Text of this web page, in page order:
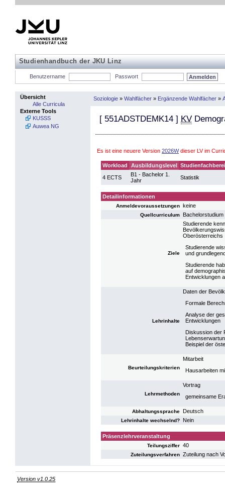
Studienhandbuch der JKU Linz
Benutzername Passwort
Übersicht
Alle Curricula
Externe Tools
KUSSS
Auwea NG
Soziologie » Wahlfächer » Ergänzende Wahlfächer »
[ 551ADSTDEMK14 ] KV
Es ist eine neuere Version 2026Wdieser LV im
Workload Ausbildungslevel
4 ECTS
B1 - Bachelor 1.
Jahr
Statistik
Detailinformationen
Anmeldevoraussetzungen keine
Quellcurriculum
Ziele
Studierende
Oberösterreichs
Studierende
und
Studierende
auf
Entwicklungen
Lehrinhalte
Daten der
Formale
Analyse der
Entwicklungen
Diskussion der
Beispiel der
Beurteilungskriterien
Mitarbeit
Hausarbeiten
Lehrmethoden
Vortrag
gemeinsame
Abhaltungssprache Deutsch
Lehrinhalte wechselnd? Nein
Präsenzlehrveranstaltung
Teilungsziffer 40
Zuteilungsverfahren Zuteilung nach
Version v1.0.25